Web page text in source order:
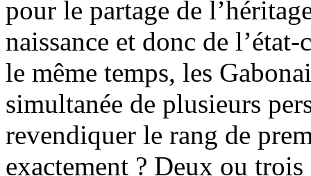
pour le partage de
naissance et donc de
le même temps, les
simultanée de plusieurs
revendiquer le rang de
exactement ? Deux ou